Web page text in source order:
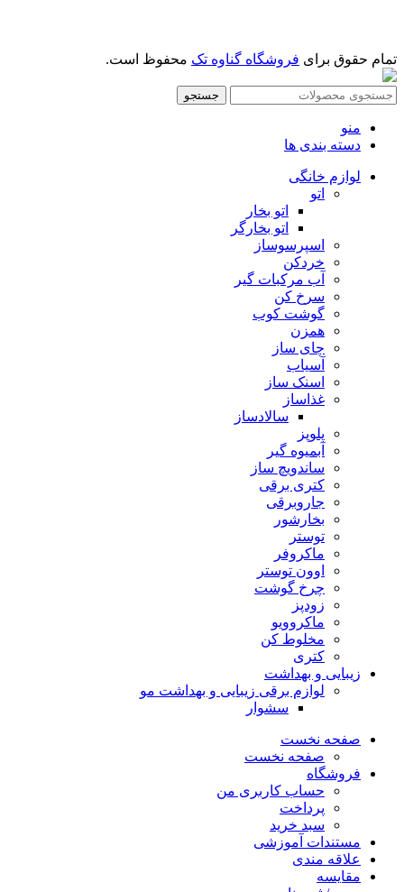
تمام حقوق برای فروشگاه گناوه تک محفوظ است.
جستجو
منو
دسته بندی ها
لوازم خانگی
اتو
اتو بخار
اتو بخارگر
اسپرسوساز
خردکن
آب مرکبات گیر
سرخ کن
گوشت کوب
همزن
چای ساز
آسیاب
اسنک ساز
غذاساز
سالادساز
پلوپز
آبمیوه گیر
ساندویچ ساز
کتری برقی
جاروبرقی
بخارشور
توستر
ماکروفر
اوون توستر
چرخ گوشت
زودپز
ماکروویو
مخلوط کن
کتری
زیبایی و بهداشت
لوازم برقی زیبایی و بهداشت مو
سشوار
صفحه نخست
صفحه نخست
فروشگاه
حساب کاربری من
پرداخت
سبد خرید
مستندات آموزشی
علاقه مندی
مقایسه